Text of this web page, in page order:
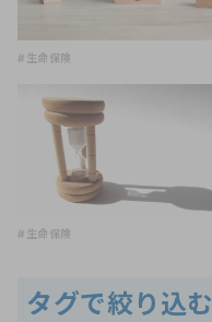
#生命保険
#生命保険
タグで絞り込む